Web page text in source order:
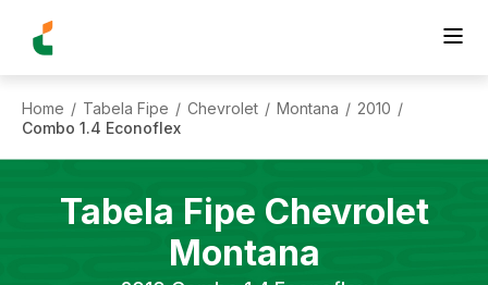
Home / Tabela Fipe / Chevrolet / Montana / 2010 /
Combo 1.4 Econoflex
Tabela Fipe Chevrolet
Montana